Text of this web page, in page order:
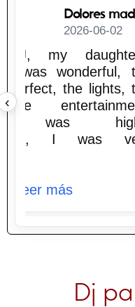
Dolores
2026-06-02
DJ, my
was wonderful,
perfect, the lights,
was
I was
Leer más
‹
Dj